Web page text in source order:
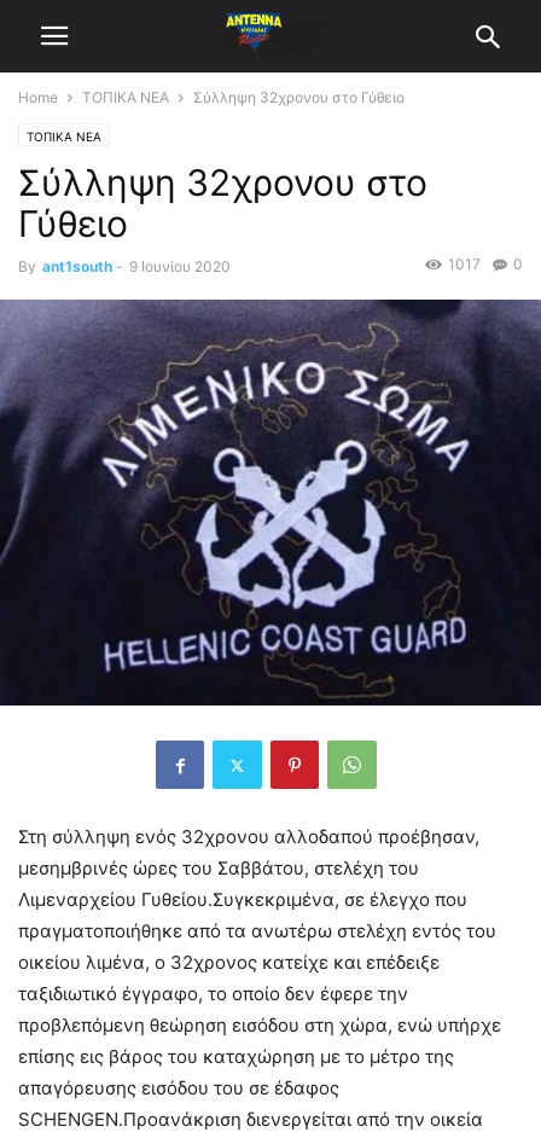
Home ΤΟΠΙΚΑ ΝΕΑ Σύλληψη 32χρονου στο Γύθειο
ΤΟΠΙΚΑ ΝΕΑ
Σύλληψη 32χρονου στο
Γύθειο
By ant1south - 9 Ιουνίου 2020 0
1017
Στη σύλληψη ενός 32χρονου αλλοδαπού προέβησαν,
μεσημβρινές ώρες του Σαββάτου, στελέχη του
Λιμεναρχείου Γυθείου.Συγκεκριμένα, σε έλεγχο που
πραγματοποιήθηκε από τα ανωτέρω στελέχη εντός του
οικείου λιμένα, ο 32χρονος κατείχε και επέδειξε
ταξιδιωτικό έγγραφο, το οποίο δεν έφερε την
προβλεπόμενη θεώρηση εισόδου στη χώρα, ενώ υπήρχε
επίσης εις βάρος του καταχώρηση με το μέτρο της
απαγόρευσης εισόδου του σε έδαφος
SCHENGEN.Προανάκριση διενεργείται από την οικεία